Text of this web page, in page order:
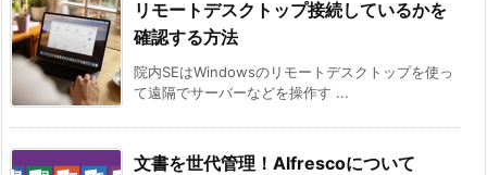
リモートデスクトップ接続しているかを
確認する方法
院内SEはWindowsのリモートデスクトップを使っ
て遠隔でサーバーなどを操作す ...
文書を世代管理！Alfrescoについて